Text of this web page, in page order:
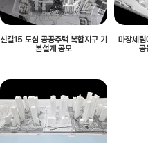
신길15 도심 공공주택 복합지구 기
본설계 공모
마장세림
공